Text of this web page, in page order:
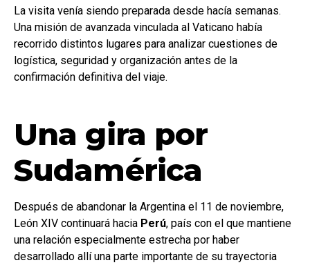
La visita venía siendo preparada desde hacía semanas.
Una misión de avanzada vinculada al Vaticano había
recorrido distintos lugares para analizar cuestiones de
logística, seguridad y organización antes de la
confirmación definitiva del viaje.
Una gira por
Sudamérica
Después de abandonar la Argentina el 11 de noviembre,
León XIV continuará hacia Perú, país con el que mantiene
una relación especialmente estrecha por haber
desarrollado allí una parte importante de su trayectoria